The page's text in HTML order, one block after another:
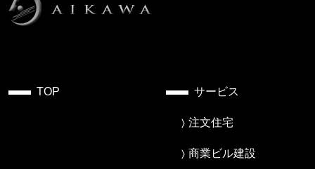
TOP サービス
注文住宅
商業ビル建設